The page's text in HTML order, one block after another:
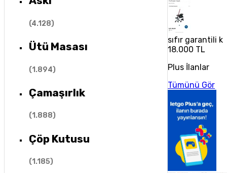
(4.128)
Ütü Masası
(1.894)
Çamaşırlık
(1.888)
Çöp Kutusu
(1.185)
sıfır garantili
18.000 TL
Plus İlanlar
Tümünü Gör